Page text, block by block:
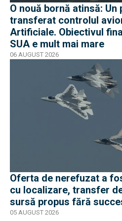
O nouă bornă atinsă: Un
transferat controlul
Artificiale. Obiectivul
SUA e mult mai mare
06 AUGUST 2026
Oferta de nerefuzat a
cu localizare, transfer
sursă propus fără
05 AUGUST 2026